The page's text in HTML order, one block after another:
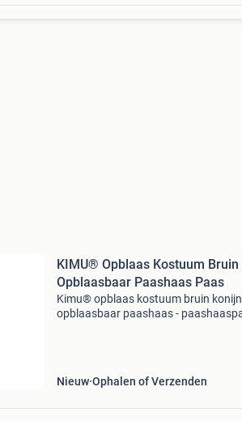
KIMU® Opblaas Kostuum Bruin
Opblaasbaar Paashaas Paas
Kimu® opblaas kostuum bruin
opblaasbaar paashaas -
Nieuw Ophalen of Verzenden